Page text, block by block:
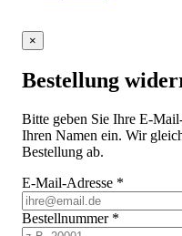
×
Bestellung
Bitte geben Sie Ihre E-
Ihren Namen ein. Wir
Bestellung ab.
E-Mail-Adresse *
Bestellnummer *